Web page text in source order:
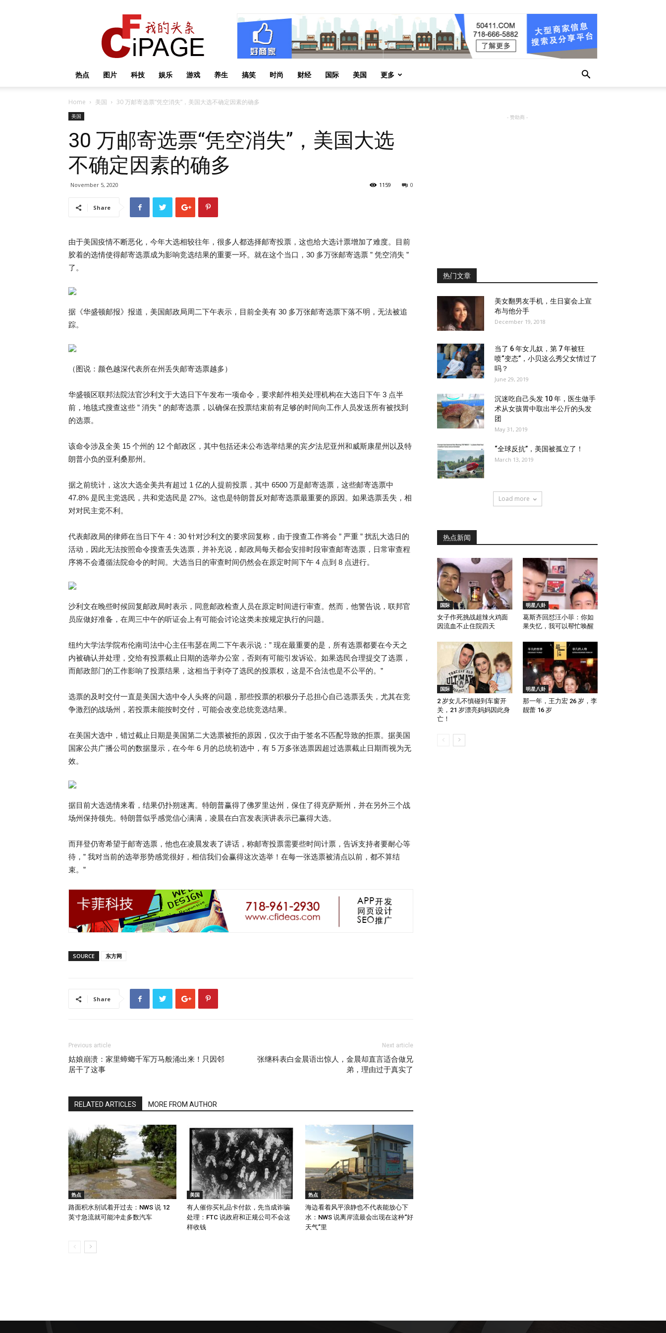
热点 图片 科技 娱乐 游戏 养生 搞笑 时尚 财经 国际 美国 更多
Home 美国 30 万邮寄选票“凭空消失”，美国大选不确定因素的确多
美国
30 万邮寄选票“凭空消失”，美国大选
不确定因素的确多
November 5, 2020 0
1159
Share
由于美国疫情不断恶化，今年大选相较往年，很多人都选择邮寄投票，这也给大选计票增加了难度。目前
胶着的选情使得邮寄选票成为影响竞选结果的重要一环。就在这个当口，30 多万张邮寄选票 ” 凭空消失 ”
了。
据《华盛顿邮报》报道，美国邮政局周二下午表示，目前全美有 30 多万张邮寄选票下落不明，无法被追
踪。
（图说：颜色越深代表所在州丢失邮寄选票越多）
华盛顿区联邦法院法官沙利文于大选日下午发布一项命令，要求邮件相关处理机构在大选日下午 3 点半
前，地毯式搜查这些 ” 消失 ” 的邮寄选票，以确保在投票结束前有足够的时间向工作人员发送所有被找到
的选票。
该命令涉及全美 15 个州的 12 个邮政区，其中包括还未公布选举结果的宾夕法尼亚州和威斯康星州以及特
朗普小负的亚利桑那州。
据之前统计，这次大选全美共有超过 1 亿的人提前投票，其中 6500 万是邮寄选票，这些邮寄选票中
47.8% 是民主党选民，共和党选民是 27%。这也是特朗普反对邮寄选票最重要的原因。如果选票丢失，相
对对民主党不利。
代表邮政局的律师在当日下午 4：30 针对沙利文的要求回复称，由于搜查工作将会 ” 严重 ” 扰乱大选日的
活动，因此无法按照命令搜查丢失选票，并补充说，邮政局每天都会安排时段审查邮寄选票，日常审查程
序将不会遵循法院命令的时间。大选当日的审查时间仍然会在原定时间下午 4 点到 8 点进行。
沙利文在晚些时候回复邮政局时表示，同意邮政检查人员在原定时间进行审查。然而，他警告说，联邦官
员应做好准备，在周三中午的听证会上有可能会讨论这类未按规定执行的问题。
纽约大学法学院布伦南司法中心主任韦瑟在周二下午表示说：” 现在最重要的是，所有选票都要在今天之
内被确认并处理，交给有投票截止日期的选举办公室，否则有可能引发诉讼。如果选民合理提交了选票，
而邮政部门的工作影响了投票结果，这相当于剥夺了选民的投票权，这是不合法也是不公平的。”
选票的及时交付一直是美国大选中令人头疼的问题，那些投票的积极分子总担心自己选票丢失，尤其在竞
争激烈的战场州，若投票未能按时交付，可能会改变总统竞选结果。
在美国大选中，错过截止日期是美国第二大选票被拒的原因，仅次于由于签名不匹配导致的拒票。据美国
国家公共广播公司的数据显示，在今年 6 月的总统初选中，有 5 万多张选票因超过选票截止日期而视为无
效。
据目前大选选情来看，结果仍扑朔迷离。特朗普赢得了佛罗里达州，保住了得克萨斯州，并在另外三个战
场州保持领先。特朗普似乎感觉信心满满，凌晨在白宫发表演讲表示已赢得大选。
而拜登仍寄希望于邮寄选票，他也在凌晨发表了讲话，称邮寄投票需要些时间计票，告诉支持者要耐心等
待，” 我对当前的选举形势感觉很好，相信我们会赢得这次选举！在每一张选票被清点以前，都不算结
束。”
SOURCE 东方网
Share
Previous article
姑娘崩溃：家里蟑螂千军万马般涌出来！只因邻
居干了这事
Next article
张继科表白金晨语出惊人，金晨却直言适合做兄
弟，理由过于真实了
RELATED ARTICLES MORE FROM AUTHOR
热点
路面积水别试着开过去：NWS 说 12
英寸急流就可能冲走多数汽车
美国
有人催你买礼品卡付款，先当成诈骗
处理：FTC 说政府和正规公司不会这
样收钱
热点
海边看着风平浪静也不代表能放心下
水：NWS 说离岸流最会出现在这种“好
天气”里
- 赞助商 -
热门文章
美女翻男友手机，生日宴会上宣
布与他分手
December 19, 2018
当了 6 年女儿奴，第 7 年被狂
喷“变态”，小贝这么秀父女情过了
吗？
June 29, 2019
沉迷吃自己头发 10 年，医生做手
术从女孩胃中取出半公斤的头发
团
May 31, 2019
“全球反抗”，美国被孤立了！
March 13, 2019
Load more
热点新闻
国际
女子作死挑战超辣火鸡面
因流血不止住院四天
明星八卦
葛斯齐回怼汪小菲：你如
果失忆，我可以帮忙唤醒
国际
2 岁女儿不慎碰到车窗开
关，21 岁漂亮妈妈因此身
亡！
明星八卦
那一年，王力宏 26 岁，李
靓蕾 16 岁